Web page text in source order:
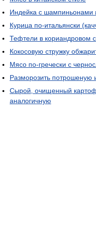
Индейка с шампиньонами
Курица по-итальянски
Тефтели в кориандровом
Кокосовую стружку
Мясо по-гречески с
Разморозить потрошеную
Сырой, очищенный
аналогичную